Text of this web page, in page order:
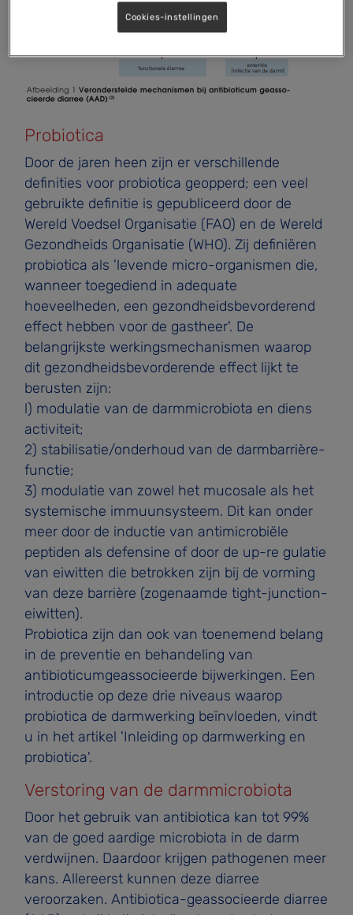
Probiotica
Door de jaren heen zijn er verschillende
definities voor pro­biotica geopperd; een veel
gebruikte definitie is gepubli­ceerd door de
Wereld Voedsel Organisatie (FAO) en de Wereld
Gezondheids Organisatie (WHO). Zij definiëren
pro­biotica als 'levende micro-organismen die,
wanneer toege­diend in adequate
hoeveelheden, een gezondheidsbevor­derend
effect hebben voor de gastheer'. De
belangrijkste werkingsmechanismen waarop
dit gezondheidsbevorde­rende effect lijkt te
berusten zijn:
l) modulatie van de darmmicrobiota en diens
activiteit;
2) stabilisatie/onderhoud van de darmbarrière-
functie;
3) modulatie van zowel het mucosale als het
systemische immuunsysteem. Dit kan onder
meer door de inductie van antimicrobiële
peptiden als defensine of door de up-re­ gulatie
van eiwitten die betrokken zijn bij de vorming
van deze barrière (zogenaamde tight-junction-
eiwitten).
Probiotica zijn dan ook van toenemend belang
in de pre­ventie en behandeling van
antibioticumgeassocieerde bijwerkingen. Een
introductie op deze drie niveaus waarop
probiotica de darmwerking beïnvloeden, vindt
u in het arti­kel 'Inleiding op darmwerking en
probiotica'.
Verstoring van de darmmicrobiota
Door het gebruik van antibiotica kan tot 99%
van de goed­ aardige microbiota in de darm
verdwijnen. Daardoor krijgen pathogenen meer
kans. Allereerst kunnen deze diarree
veroorzaken. Antibiotica-geassocieerde diarree
Cookies-instellingen